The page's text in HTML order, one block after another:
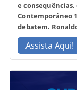
e consequências,
Contemporâneo
debatem.
Assista Aqui!